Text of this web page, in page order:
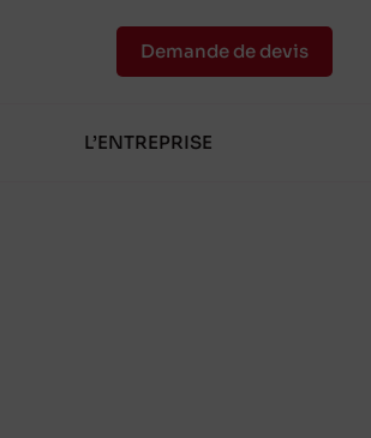
L’ENTREPRISE
Demande de devis